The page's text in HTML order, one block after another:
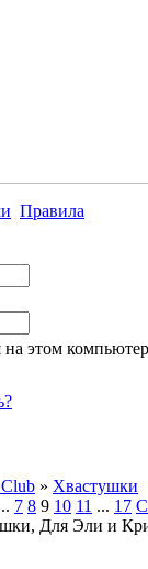
Правила
этом
» Хвастушки
7 8 9 10 11 ... 17
Для Эли и